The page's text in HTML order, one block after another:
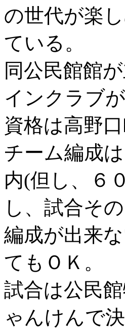
の世代が楽
ている。
同公民館館
インクラブ
資格は高野
チーム編成
内(但し、６
し、試合そ
編成が出来
てもＯＫ。
試合は公民
ゃんけんで